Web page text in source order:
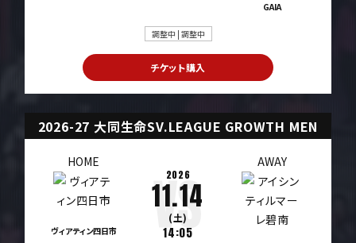
GAIA
調整中 | 調整中
チケット購入
2026-27 大同生命SV.LEAGUE GROWTH MEN
HOME
ヴィアティン四日市
2026
11.14
(土)
14:05
AWAY